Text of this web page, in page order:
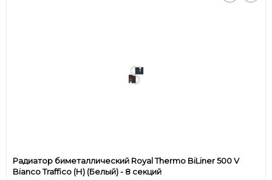
Радиатор биметаллический Royal Thermo BiLiner 500 V
Bianco Traffico (Н) (Белый) - 8 секций